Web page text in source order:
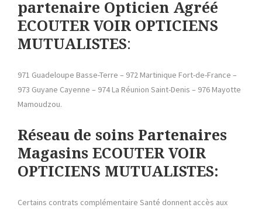
partenaire Opticien Agréé
ECOUTER VOIR OPTICIENS
MUTUALISTES:
971 Guadeloupe Basse-Terre – 972 Martinique Fort-de-France –
973 Guyane Cayenne – 974 La Réunion Saint-Denis – 976 Mayotte
Mamoudzou.
Réseau de soins Partenaires
Magasins ECOUTER VOIR
OPTICIENS MUTUALISTES:
Certains contrats complémentaire Santé donnent accès aux